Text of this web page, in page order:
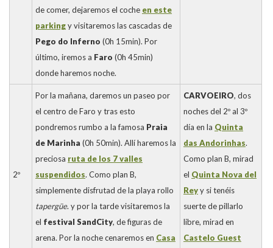
de comer, dejaremos el coche en este
parkingy visitaremos las cascadas de
Pego do Inferno (0h 15min). Por
último, iremos a Faro (0h 45min)
donde haremos noche.
2º
Por la mañana, daremos un paseo por
el centro de Faro y tras esto
pondremos rumbo a la famosa Praia
de Marinha (0h 50min). Allí haremos la
preciosa ruta de los 7 valles
suspendidos. Como plan B,
simplemente disfrutad de la playa rollo
tapergüe. y por la tarde visitaremos la
el festival SandCity, de figuras de
arena. Por la noche cenaremos en Casa
CARVOEIRO, dos
noches del 2º al 3º
día en la Quinta
das Andorinhas.
Como plan B, mirad
el Quinta Nova del
Reyy si tenéis
suerte de pillarlo
libre, mirad en
Castelo Guest